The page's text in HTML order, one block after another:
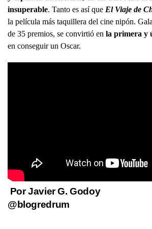
insuperable. Tanto es así que El Viaje de
la película más taquillera del cine nipón.
de 35 premios, se convirtió en la primera y
en conseguir un Oscar.
Por Javier G. Godoy
@blogredrum